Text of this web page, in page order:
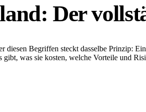
Der
Begriffen steckt dasselbe Prinzip:
was sie kosten, welche Vorteile und